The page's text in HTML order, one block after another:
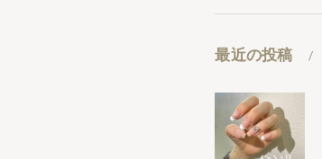
最近の投稿